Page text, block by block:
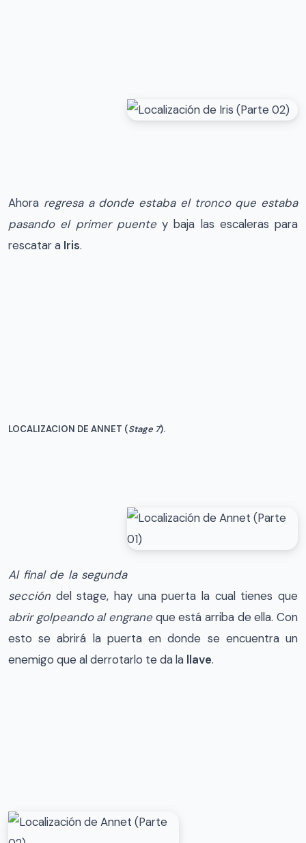
Ahora regresa a donde estaba el tronco que estaba
pasando el primer puentey baja las escaleras para
rescatar a Iris.
LOCALIZACION DE ANNET (Stage 7).
Al final de la segunda
sección del stage, hay una puerta la cual tienes que
abrir golpeando al engrane que está arriba de ella. Con
esto se abrirá la puerta en donde se encuentra un
enemigo que al derrotarlo te da la llave.